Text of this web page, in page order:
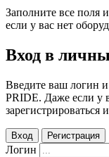
Заполните все поля
если у вас нет
Вход в
Введите ваш логин
PRIDE. Даже если у
Вход Регистрация
Логин